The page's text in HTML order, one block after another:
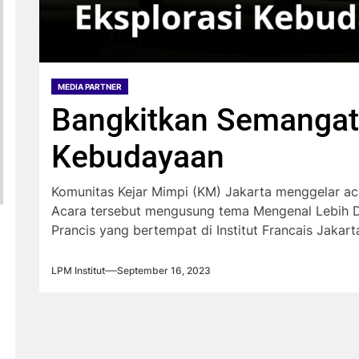
MEDIA PARTNER
Bangkitkan
Kebudayaan
Komunitas Kejar Mimpi (KM) Jakarta menggelar
Acara tersebut mengusung tema Mengenal Lebih
Prancis yang bertempat di Institut Francais
LPM Institut September 16, 2023